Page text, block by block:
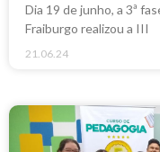
Dia 19 de junho, a 3ª
Fraiburgo realizou a III
21.06.24